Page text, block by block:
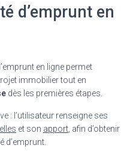
d’emprunt en
en ligne permet
immobilier tout en
dès les premières étapes.
: l’utilisateur renseigne ses
et son apport , afin d’obtenir
d’emprunt.